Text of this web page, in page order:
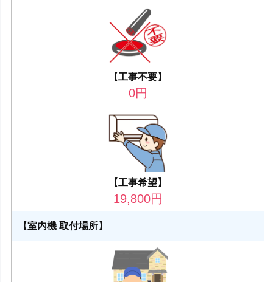
【工事不要】
0円
【工事希望】
19,800円
【室内機 取付場所】